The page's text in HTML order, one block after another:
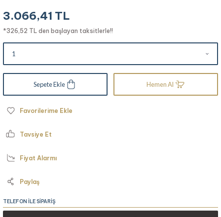
3.066,41 TL
*326,52 TL den başlayan taksitlerle!!
Sepete Ekle Hemen Al
Tavsiye Et
Fiyat Alarmı
Paylaş
TELEFON İLE SİPARİŞ